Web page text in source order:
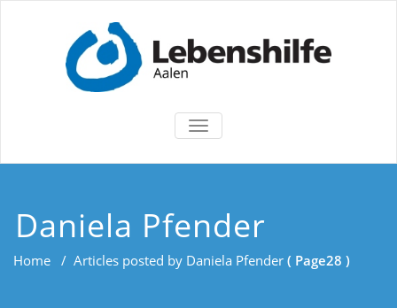
TOGGLE
Daniela Pfender
Home / Articles posted by Daniela Pfender ( Page28 )